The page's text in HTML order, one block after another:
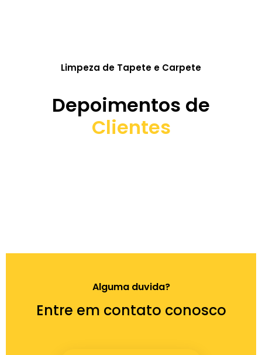
Limpeza de Tapete e Carpete
Depoimentos de
Clientes
Alguma duvida?
Entre em contato conosco